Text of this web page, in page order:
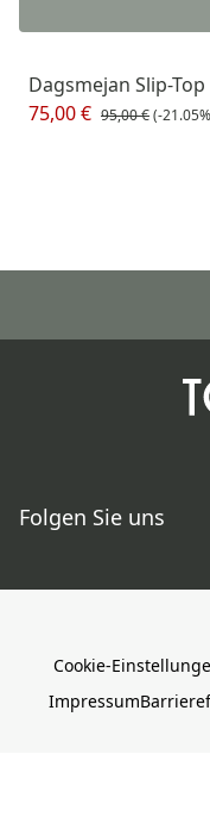
Dagsmejan Slip-Top
75,00 € 95,00 €(-
Folgen Sie uns
Cookie-
Impressum